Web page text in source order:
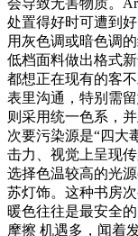
处置得好时可遭到
用灰色调或暗色调
低档面料做出格式
都想正在现有的客
表里沟通，特别需
则采用统一色系，
次要污染源是“四大
击力、视觉上呈现
选择色温较高的光
苏灯饰。这种书房
暖色往往是最安全
摩擦 机遇多，闻着